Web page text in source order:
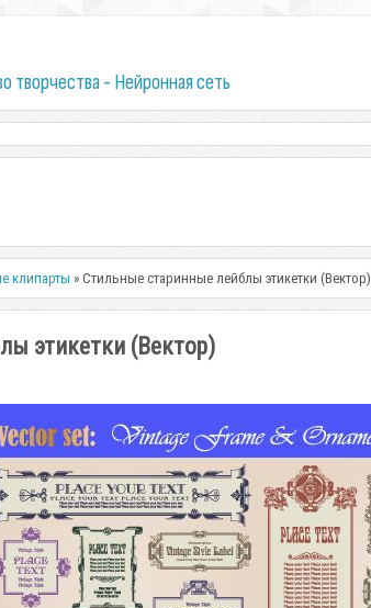
творчества - Нейронная сеть
клипарты » Стильные старинные лейблы этикетки (Вектор)
этикетки (Вектор)